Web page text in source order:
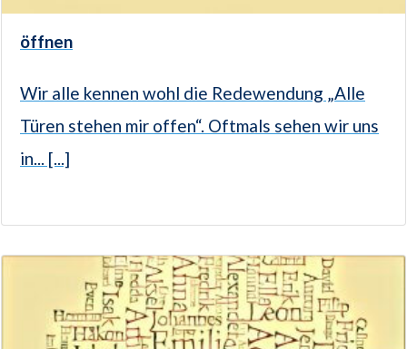
öffnen
Wir alle kennen wohl die Redewendung „Alle
Türen stehen mir offen“. Oftmals sehen wir uns
in... [...]